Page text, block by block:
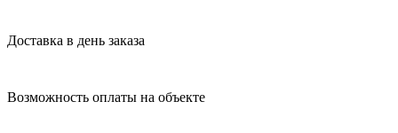
Доставка в день заказа
Возможность оплаты на объекте